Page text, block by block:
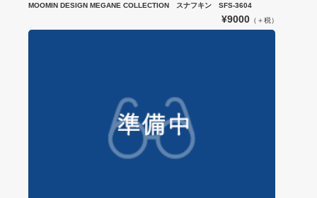
MOOMIN DESIGN MEGANE COLLECTION スナフキン SFS-3604
¥9000 （＋税）